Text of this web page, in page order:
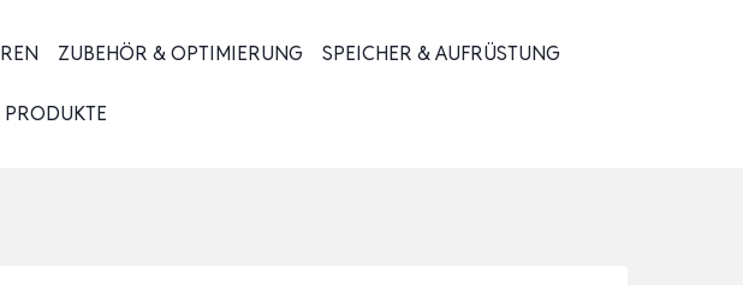
ZUBEHÖR & OPTIMIERUNG SPEICHER & AUFRÜSTUNG
PRODUKTE